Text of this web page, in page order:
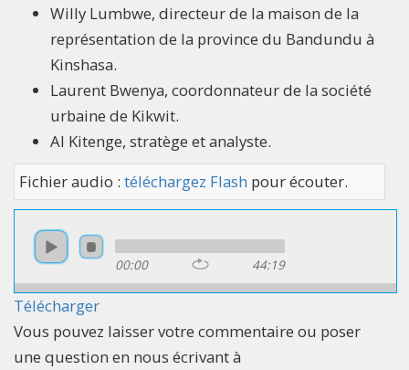
Willy Lumbwe, directeur de la maison de la
représentation de la province du Bandundu à
Kinshasa.
Laurent Bwenya, coordonnateur de la société
urbaine de Kikwit.
Al Kitenge, stratège et analyste.
Fichier audio : téléchargez Flash pour écouter.
00:00 44:19
Télécharger
Vous pouvez laisser votre commentaire ou poser
une question en nous écrivant à